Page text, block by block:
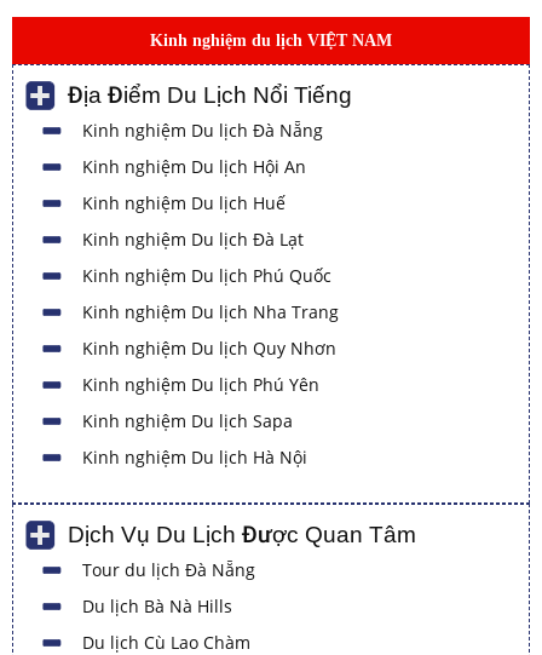
Kinh nghiệm du lịch VIỆT NAM
Địa Điểm Du Lịch Nổi Tiếng
Kinh nghiệm Du lịch Đà Nẵng
Kinh nghiệm Du lịch Hội An
Kinh nghiệm Du lịch Huế
Kinh nghiệm Du lịch Đà Lạt
Kinh nghiệm Du lịch Phú Quốc
Kinh nghiệm Du lịch Nha Trang
Kinh nghiệm Du lịch Quy Nhơn
Kinh nghiệm Du lịch Phú Yên
Kinh nghiệm Du lịch Sapa
Kinh nghiệm Du lịch Hà Nội
Dịch Vụ Du Lịch Được Quan Tâm
Tour du lịch Đà Nẵng
Du lịch Bà Nà Hills
Du lịch Cù Lao Chàm